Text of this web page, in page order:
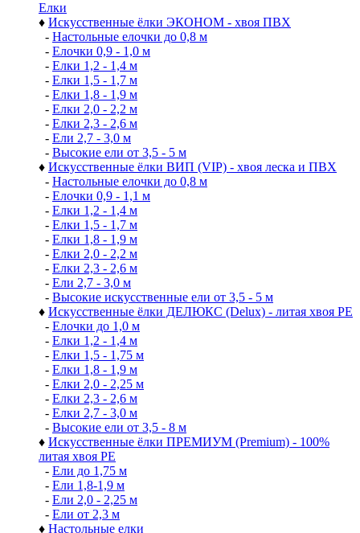
Елки
♦ Искусственные ёлки ЭКОНОМ - хвоя ПВХ
- Настольные елочки до 0,8 м
- Елочки 0,9 - 1,0 м
- Елки 1,2 - 1,4 м
- Елки 1,5 - 1,7 м
- Елки 1,8 - 1,9 м
- Елки 2,0 - 2,2 м
- Елки 2,3 - 2,6 м
- Ели 2,7 - 3,0 м
- Высокие ели от 3,5 - 5 м
♦ Искусственные ёлки ВИП (VIP) - хвоя леска и ПВХ
- Настольные елочки до 0,8 м
- Елочки 0,9 - 1,1 м
- Елки 1,2 - 1,4 м
- Елки 1,5 - 1,7 м
- Елки 1,8 - 1,9 м
- Елки 2,0 - 2,2 м
- Елки 2,3 - 2,6 м
- Ели 2,7 - 3,0 м
- Высокие искусственные ели от 3,5 - 5 м
♦ Искусственные ёлки ДЕЛЮКС (Delux) - литая хвоя РЕ
- Елочки до 1,0 м
- Елки 1,2 - 1,4 м
- Елки 1,5 - 1,75 м
- Елки 1,8 - 1,9 м
- Елки 2,0 - 2,25 м
- Елки 2,3 - 2,6 м
- Елки 2,7 - 3,0 м
- Высокие ели от 3,5 - 8 м
♦ Искусственные ёлки ПРЕМИУМ (Premium) - 100%
литая хвоя РЕ
- Ели до 1,75 м
- Ели 1,8-1,9 м
- Ели 2,0 - 2,25 м
- Ели от 2,3 м
♦ Настольные елки